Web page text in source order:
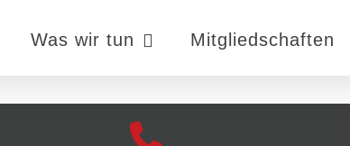
Was wir tun Mitgliedschaften